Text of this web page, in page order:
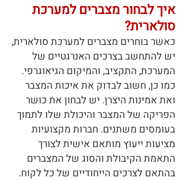
איך לבחור מצברים למערכת
סולארית?
כאשר בוחרים מצברים למערכת סולארית,
יש להתחשב בצרכים האנרגטיים של
המערכת, התקציב, והמיקום הגיאוגרפי.
כמו כן, חשוב לבדוק את איכות המצבר
ואת אמינות היצרן. יש לבחון את כושר
הפריקה של המצבר והיכולת שלו לתמוך
בעומסים משתנים. חברות מקצועיות
מציעות ייעוץ מותאם אישית לצורך
התאמת הקיבולת והסוג של המצברים
בהתאם לצרכים הייחודיים של כל לקוח.